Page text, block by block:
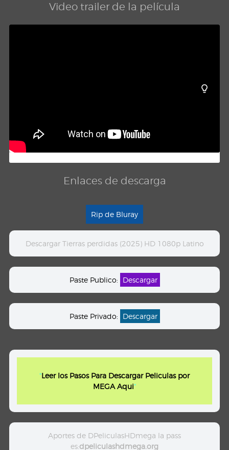
Video trailer de la película
Enlaces de descarga
Rip de Bluray
Descargar Tierras perdidas (2025) HD 1080p Latino
Paste Publico: Descargar
Paste Privado: Descargar
"Leer los Pasos Para Descargar Peliculas por
MEGA Aqui"
Aportes de DPeliculasHDmega la pass
es:dpeliculashdmega.org